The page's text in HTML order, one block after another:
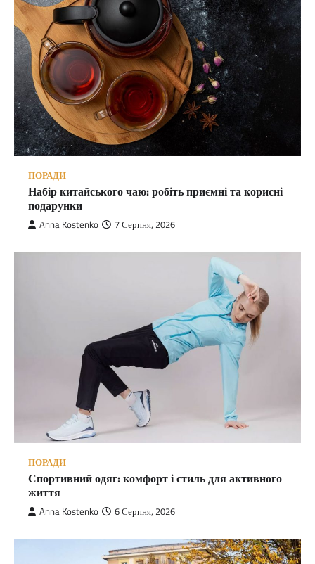
ПОРАДИ
Набір китайського чаю: робіть приємні та корисні
подарунки
Anna Kostenko 7 Серпня, 2026
ПОРАДИ
Спортивний одяг: комфорт і стиль для активного
життя
Anna Kostenko 6 Серпня, 2026